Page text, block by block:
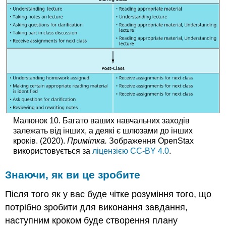
Малюнок 10. Багато ваших навчальних заходів
залежать від інших, а деякі є шлюзами до інших
кроків. (2020). Примітка. Зображення OpenStax
використовується за ліцензією CC-BY 4.0.
Знаючи, як ви це зробите
Після того як у вас буде чітке розуміння того, що
потрібно зробити для виконання завдання,
наступним кроком буде створення плану